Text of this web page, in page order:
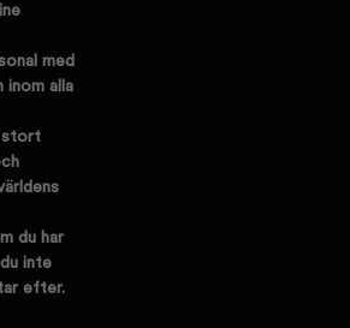
med
inom alla
stort
du har
inte
efter.